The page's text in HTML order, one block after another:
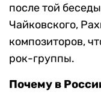
после той
Чайковского,
композиторов,
рок-группы.
Почему в